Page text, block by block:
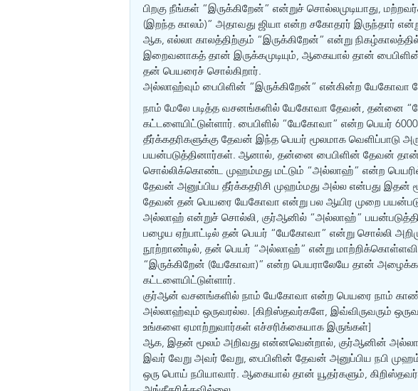
பிறகு நீங்கள் “இருக்கிறேன்” என்றுச் சொல்லமுடியாது,
(இறந்த காலம்)” அதாவது ஜியா என்ற சகோதரர் இருந்தார்
ஆக, எல்லா காலத்திற்கும் “இருக்கிறேன்” என்று
இறைவனாகத் தான் இருக்கமுடியும், ஆகையால் தான்
தன் பெயரைச் சொல்கிறார்.
அல்லாஹ்வும் பைபிளின் “இருக்கிறேன்” என்கின்ற யேகோவா
நாம் மேலே படித்த வசனங்களில் யேகோவா தேவன், தன்னை
கட்டளையிட்டுள்ளார். பைபிளில் “யேகோவா” என்ற பெயர்
தீர்க்கதரிகளுக்கு தேவன் இந்த பெயர் மூலமாக வெளிப்பாடு
பயன்படுத்தினார்கள். ஆனால், தன்னை பைபிளின் தேவன் தான்
சொல்லிக்கொண்ட முஹம்மது மட்டும் “அல்லாஹ்” என்ற
தேவன் அனுப்பிய தீர்க்கதரிசி முஹம்மது அல்ல என்பது இதன்
தேவன் தன் பெயரை யேகோவா என்று பல ஆயிர முறை
அல்லாஹ் என்றுச் சொல்லி, குர்‍ஆனில் “அல்லாஹ்”
பழைய ஏற்பாட்டில் தன் பெயர் “யேகோவா” என்று சொல்லி
நூற்றாண்டில், தன் பெயர் “அல்லாஹ்” என்று
“இருக்கிறேன் (யேகோவா)” என்ற பெயராலேயே தான்
கட்டளையிட்டுள்ளார்.
குர்‍ஆன் வசனங்களில் நாம் யேகோவா என்ற பெயரை நாம்
அல்லாஹ்வும் ஒருவரல்ல. [கிறிஸ்தவர்களே, இவ்விருவரும்
உங்களை ஏமாற்றுவார்கள் எச்சரிக்கையாக இருங்கள்]
ஆக, இதன் மூலம் அறிவது என்னவென்றால், குர்‍ஆனின்
இவர் வேறு அவர் வேறு, பைபிளின் தேவன் அனுப்பிய நபி
ஒரு பொய் நபியாவார். ஆகையால் தான் யூதர்களும்,